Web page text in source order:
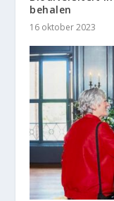
behalen
16 oktober 2023